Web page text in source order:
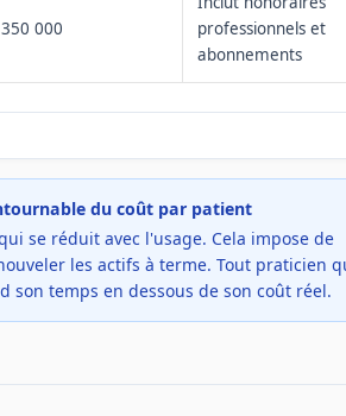
000
professionnels et
abonnements
du coût par patient
se réduit avec l'usage. Cela impose de
les actifs à terme. Tout praticien
son temps en dessous de son coût réel.